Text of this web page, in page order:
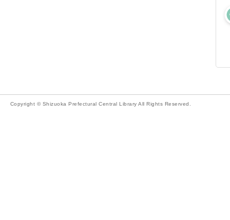
Copyright © Shizuoka Prefectural Central Library All Rights Reserved.